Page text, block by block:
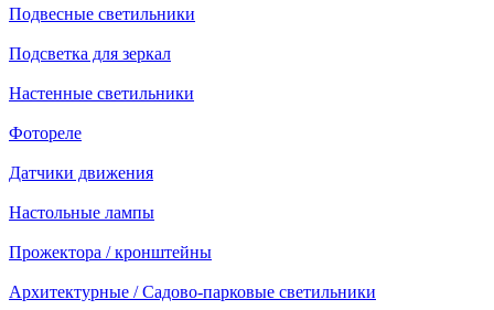
Подвесные светильники
Подсветка для зеркал
Настенные светильники
Фотореле
Датчики движения
Настольные лампы
Прожектора / кронштейны
Архитектурные / Садово-парковые светильники